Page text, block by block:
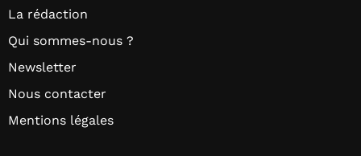
La rédaction
Qui sommes-nous ?
Newsletter
Nous contacter
Mentions légales